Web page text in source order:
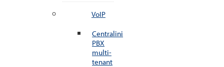
VoIP
Centralini
PBX
multi-
tenant